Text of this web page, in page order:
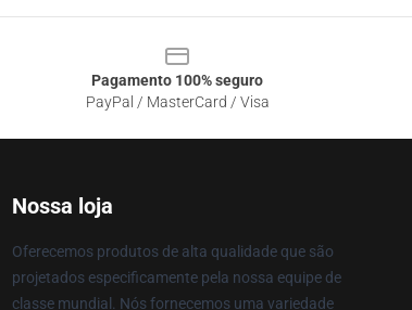
Pagamento 100% seguro
PayPal / MasterCard / Visa
Nossa loja
Oferecemos produtos de alta qualidade que são
projetados especificamente pela nossa equipe de
classe mundial. Nós fornecemos uma variedade